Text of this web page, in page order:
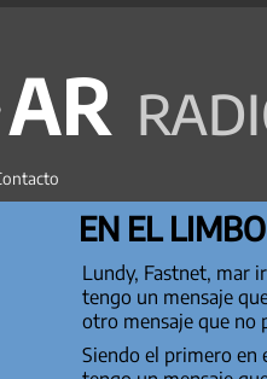
EN EL LIMBO
Lundy, Fastnet, mar
tengo un mensaje
otro mensaje que no
Siendo el primero en